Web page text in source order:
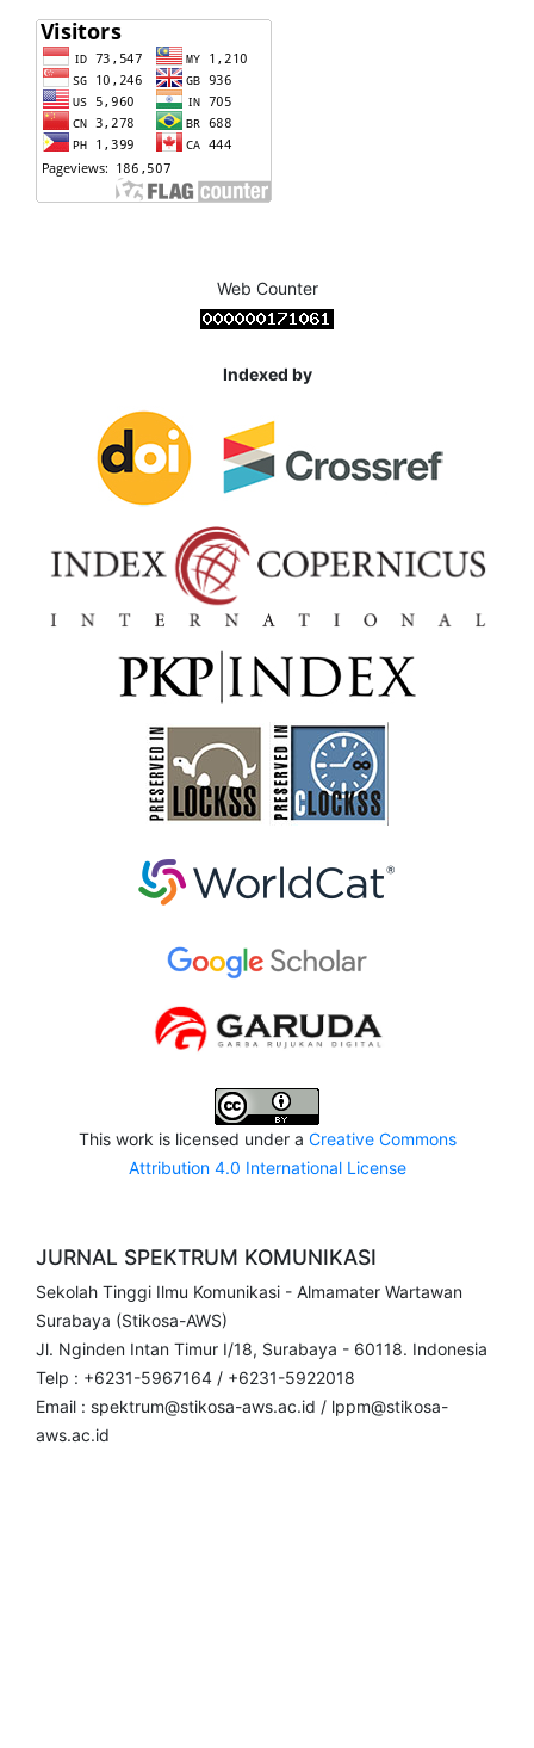
Web Counter
Indexed by
This work is licensed under a Creative Commons
Attribution 4.0 International License
JURNAL SPEKTRUM KOMUNIKASI
Sekolah Tinggi Ilmu Komunikasi - Almamater Wartawan
Surabaya (Stikosa-AWS)
Jl. Nginden Intan Timur I/18, Surabaya - 60118. Indonesia
Telp : +6231-5967164 / +6231-5922018
Email : spektrum@stikosa-aws.ac.id / lppm@stikosa-
aws.ac.id